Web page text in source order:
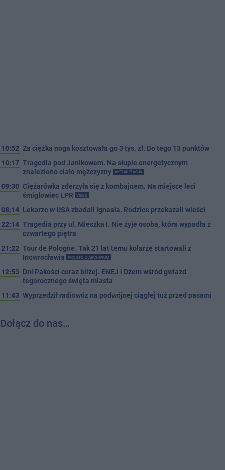
10:52 Za ciężka noga kosztowała go 3 tys. zł. Do tego 13 punktów
10:17 Tragedia pod Janikowem. Na słupie energetycznym
znaleziono ciało mężczyzny
AKTUALIZACJA
09:30 Ciężarówka zderzyła się z kombajnem. Na miejsce leci
śmigłowiec LPR
VIDEO
08:14 Lekarze w USA zbadali Ignasia. Rodzice przekazali wieści
22:14 Tragedia przy ul. Mieszka I. Nie żyje osoba, która wypadła z
czwartego piętra
21:22 Tour de Pologne. Tak 21 lat temu kolarze startowali z
Inowrocławia
PROSTO Z ARCHIWUM
12:53 Dni Pakości coraz bliżej. ENEJ i Dżem wśród gwiazd
tegorocznego święta miasta
11:43 Wyprzedził radiowóz na podwójnej ciągłej tuż przed pasami
Dołącz do nas…